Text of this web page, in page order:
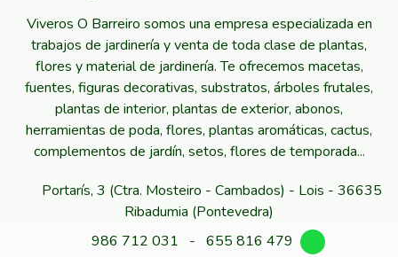
Viveros O Barreiro somos una empresa especializada en
trabajos de jardinería y venta de toda clase de plantas,
flores y material de jardinería. Te ofrecemos macetas,
fuentes, figuras decorativas, substratos, árboles frutales,
plantas de interior, plantas de exterior, abonos,
herramientas de poda, flores, plantas aromáticas, cactus,
complementos de jardín, setos, flores de temporada...
Portarís, 3 (Ctra. Mosteiro - Cambados) - Lois - 36635
Ribadumia (Pontevedra)
986 712 031
- 655 816 479